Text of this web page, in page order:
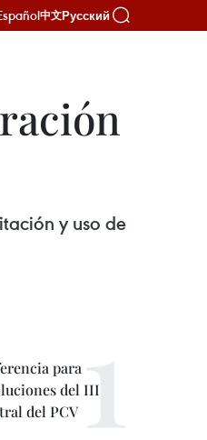
中文Русский
y uso de
para
del III
del PCV